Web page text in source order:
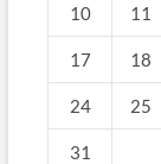
10 11
17 18
24 25
31